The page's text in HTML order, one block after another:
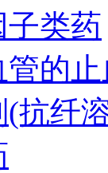
子类药
的
抗纤